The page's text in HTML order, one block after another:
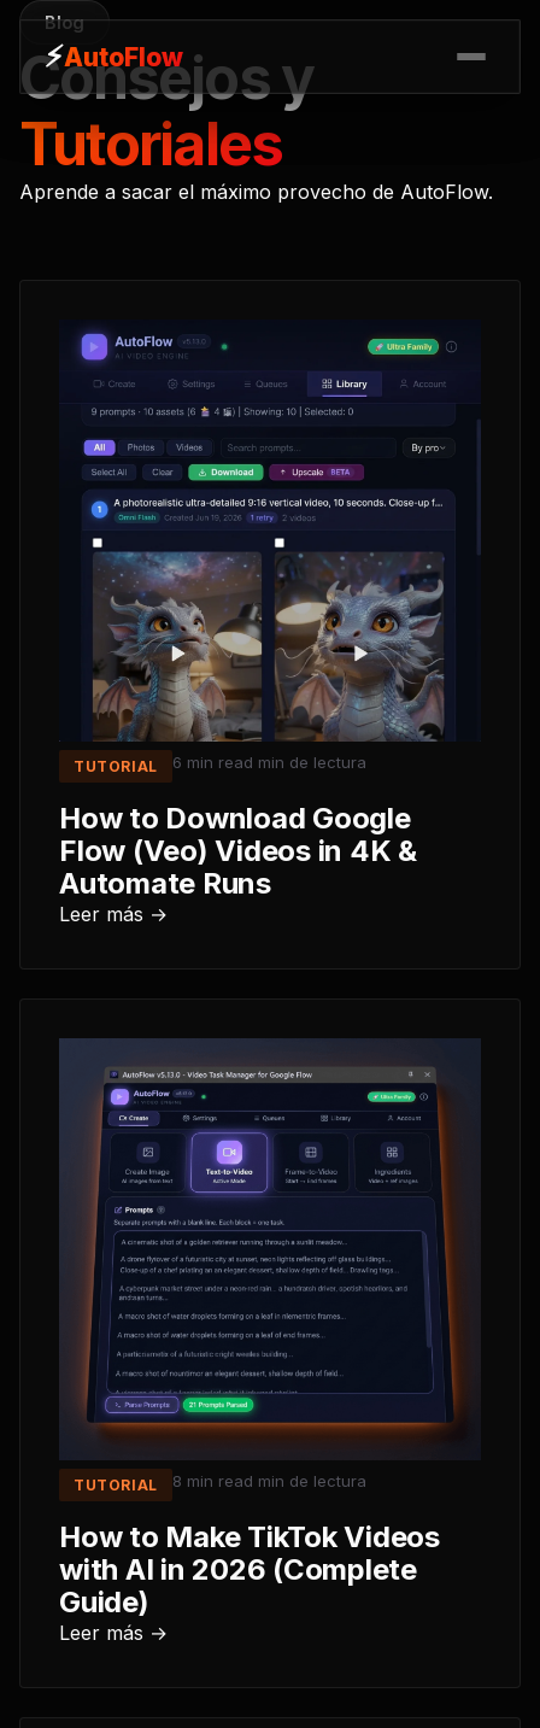
⚡AutoFlow
⚡AutoFlow
Blog
Consejos y
Tutoriales
Aprende a sacar el máximo provecho de AutoFlow.
TUTORIAL 6 min read min de lectura
How to Download Google
Flow (Veo) Videos in 4K &
Automate Runs
Leer más →
TUTORIAL 8 min read min de lectura
How to Make TikTok Videos
with AI in 2026 (Complete
Guide)
Leer más →